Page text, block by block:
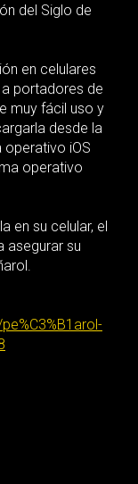
del Siglo de
en celulares
portadores de
muy fácil uso y
desde la
iOS
operativo
en su celular, el
asegurar su